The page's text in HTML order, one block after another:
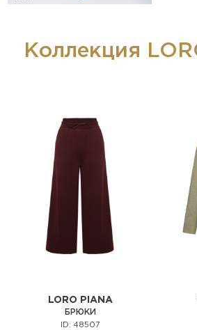
Коллекция
LORO PIANA
БРЮКИ
ID: 48507